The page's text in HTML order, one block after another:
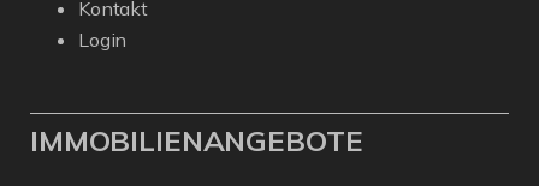
Kontakt
Login
IMMOBILIENANGEBOTE